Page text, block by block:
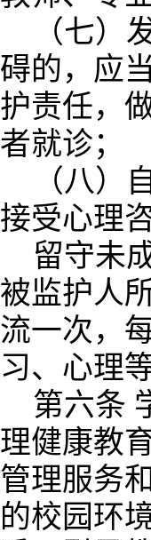
（七）
碍的，应
护责任，
者就诊；
（八）
接受心理
留守未
被监护人
流一次，
习、心理
第六条
理健康教
管理服务
的校园环